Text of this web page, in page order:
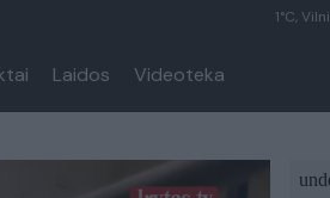
1°C,
Laidos Videoteka